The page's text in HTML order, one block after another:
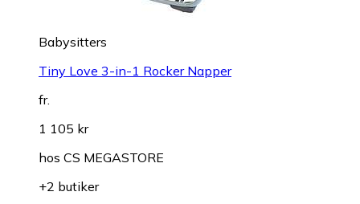
Babysitters
Tiny Love 3-in-1 Rocker Napper
fr.
1 105 kr
hos CS MEGASTORE
+2 butiker